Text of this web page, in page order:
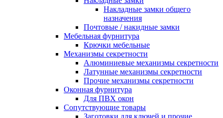
Накладные замки общего
назначения
Почтовые / накидные замки
Мебельная фурнитура
Крючки мебельные
Механизмы секретности
Алюминиевые механизмы секретности
Латунные механизмы секретности
Прочие механизмы секретности
Оконная фурнитура
Для ПВХ окон
Сопутствующие товары